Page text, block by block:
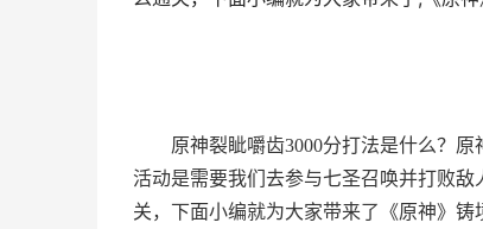
原神裂眦嚼齿3000分打法是什么？
活动是需要我们去参与七圣召唤并打败
关，下面小编就为大家带来了《原神》